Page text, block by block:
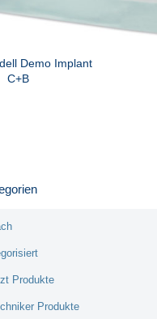
Demo Implant
C+B
Produkte
Produkte